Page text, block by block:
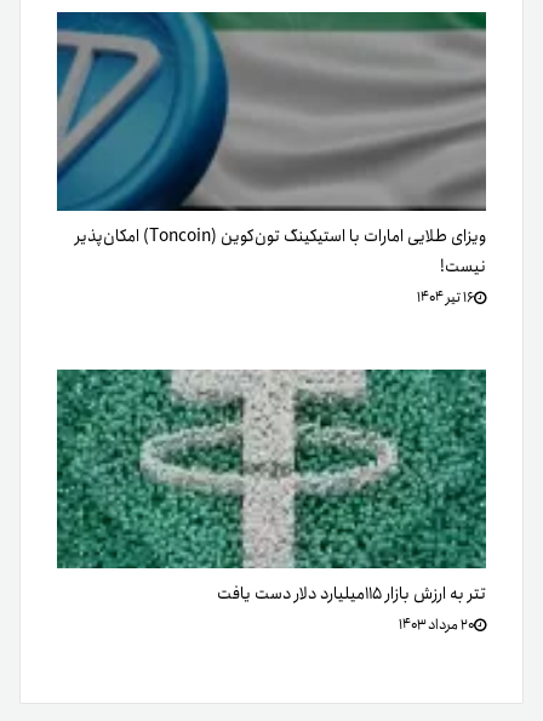
ویزای طلایی امارات با استیکینگ تون‌کوین (Toncoin) امکان‌پذیر
نیست!
۱۶ تیر ۱۴۰۴
تتر به ارزش بازار ۱۱۵میلیارد دلار دست‌ یافت
۲۰ مرداد ۱۴۰۳